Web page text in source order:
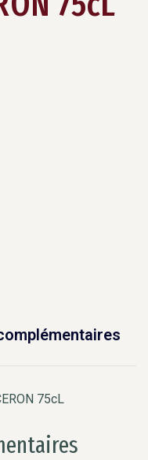
75cL